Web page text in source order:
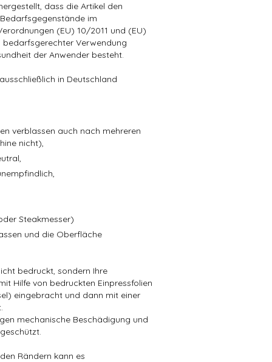
dass die Artikel den
im
(EU) 10/2011 und (EU)
Verwendung
der Anwender besteht.
in Deutschland
verblassen auch nach mehreren
nicht),
Steakmesser)
und die Oberfläche
bedruckt, sondern Ihre
Hilfe von bedruckten Einpressfolien
eingebracht und dann mit einer
mechanische Beschädigung und
Rändern kann es